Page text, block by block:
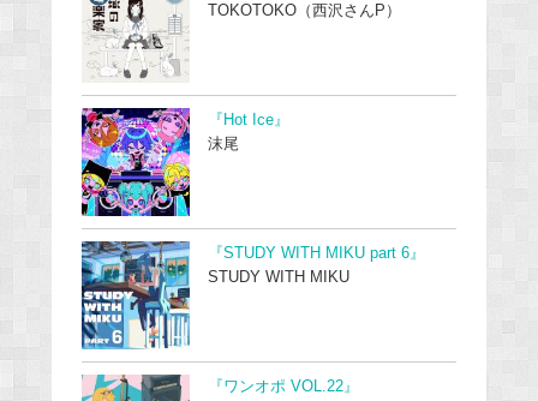
TOKOTOKO（西沢さんP）
『Hot Ice』
沫尾
『STUDY WITH MIKU part 6』
STUDY WITH MIKU
『ワンオポ VOL.22』